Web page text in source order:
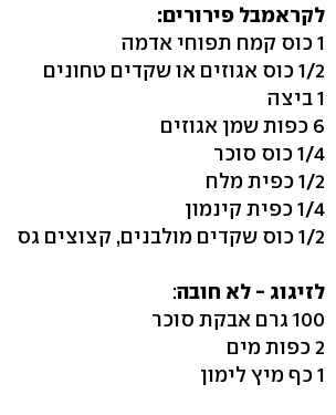
לקראמבל פירורים:
1 כוס קמח תפוחי אדמה
1/2 כוס אגוזים או שקדים טחונים
1 ביצה
6 כפות שמן אגוזים
1/4 כוס סוכר
1/2 כפית מלח
1/4 כפית קינמון
1/2 כוס שקדים מולבנים, קצוצים גס
לזיגוג - לא חובה:
100 גרם אבקת סוכר
2 כפות מים
1 כף מיץ לימון